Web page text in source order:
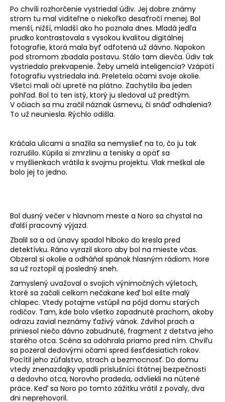
Po chvíli rozhorčenie vystriedal údiv. Jej dobre známy
strom tu mal viditeľne o niekoľko desaťročí menej. Bol
menší, nižší, mladší ako ho poznala dnes. Mladá jedľa
prudko kontrastovala s vysokou kvalitou digitálnej
fotografie, ktorá mala byť odfotená už dávno. Napokon
pod stromom zbadala postavu. Stálo tam dievča. Údiv tak
vystriedalo prekvapenie. Žeby umelá inteligencia? Vzápätí
fotografiu vystriedala iná. Preletela očami svoje okolie.
Všetci mali oči upreté na plátno. Zachytila iba jeden
pohľad. Bol to ten istý, ktorý ju sledoval už predtým.
V očiach sa mu zračil náznak úsmevu, či snáď odhalenia?
To už neuniesla. Rýchlo odišla.
Kráčala ulicami a snažila sa nemyslieť na to, čo ju tak
rozrušilo. Kúpila si zmrzlinu a tenisky a opäť sa
v myšlienkach vrátila k svojmu projektu. Vlak meškal ale
bolo jej to jedno.
Bol dusný večer v hlavnom meste a Noro sa chystal na
ďalší pracovný výjazd.
Zbalil sa a od únavy spadol hlboko do kresla pred
detektívku. Ráno vyrazil skoro aby bol na mieste včas.
Obzeral si okolie a odháňal spánok hlasným rádiom. Hore
sa už roztopil aj posledný sneh.
Zamyslený uvažoval o svojich výnimočných výletoch,
ktoré sa začali celkom nečakane keď bol ešte malý
chlapec. Vtedy potajme vstúpil na pôjd domu starých
rodičov. Tam, kde bolo všetko zapadnuté prachom, akoby
odrazu zavial neznámy ťaživý vánok. Zdvihol prach a
priniesol niečo dávno zabudnuté, fragment z detstva jeho
starého otca. Scéna sa odohrala priamo pred ním. Chvíľu
sa pozeral dedovými očami spred šesťdesiatich rokov.
Pocítil jeho zúfalstvo, strach a bezmocnosť. Do domu
vtedy znenazdajky vpadli príslušníci štátnej bezpečnosti
a dedovho otca, Norovho pradeda, odvliekli na nútené
práce. Keď sa Noro po tomto zážitku vrátil z povaly, dva
dni neprehovoril.